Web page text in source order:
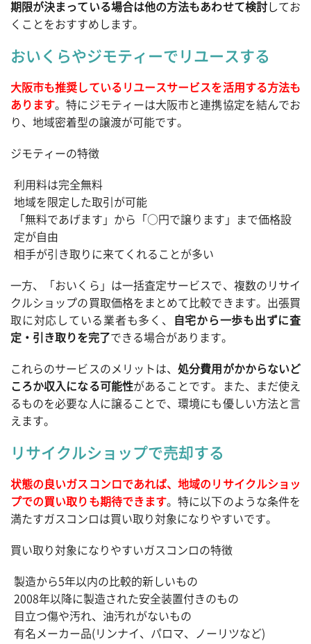
期限が決まっている場合は他の方法もあわせて検討してお
くことをおすすめします。
おいくらやジモティーでリユースする
大阪市も推奨しているリユースサービスを活用する方法も
あります。特にジモティーは大阪市と連携協定を結んでお
り、地域密着型の譲渡が可能です。
ジモティーの特徴
利用料は完全無料
地域を限定した取引が可能
「無料であげます」から「○円で譲ります」まで価格設
定が自由
相手が引き取りに来てくれることが多い
一方、「おいくら」は一括査定サービスで、複数のリサイ
クルショップの買取価格をまとめて比較できます。出張買
取に対応している業者も多く、
自宅から一歩も出ずに査
定・引き取りを完了できる場合があります。
これらのサービスのメリットは、処分費用がかからないど
ころか収入になる可能性があることです。また、まだ使え
るものを必要な人に譲ることで、環境にも優しい方法と言
えます。
リサイクルショップで売却する
状態の良いガスコンロであれば、地域のリサイクルショッ
プでの買い取りも期待できます。特に以下のような条件を
満たすガスコンロは買い取り対象になりやすいです。
買い取り対象になりやすいガスコンロの特徴
製造から5年以内の比較的新しいもの
2008年以降に製造された安全装置付きのもの
目立つ傷や汚れ、油汚れがないもの
有名メーカー品(リンナイ、パロマ、ノーリツなど)